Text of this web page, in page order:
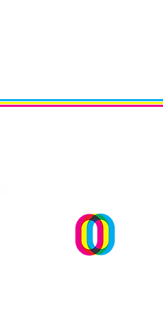
uma reflexão sobre plantar
sonhos" Andreia Dias